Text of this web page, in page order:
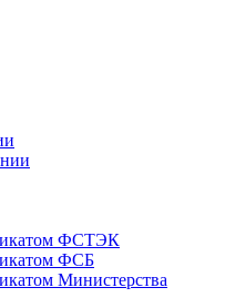
ФСТЭК
ФСБ
Министерства